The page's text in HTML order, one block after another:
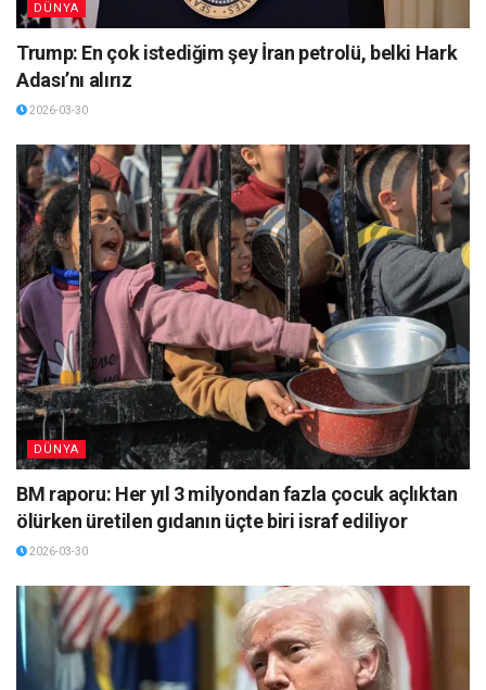
DÜNYA
Trump: En çok istediğim şey İran petrolü, belki Hark
Adası’nı alırız
2026-03-30
DÜNYA
BM raporu: Her yıl 3 milyondan fazla çocuk açlıktan
ölürken üretilen gıdanın üçte biri israf ediliyor
2026-03-30